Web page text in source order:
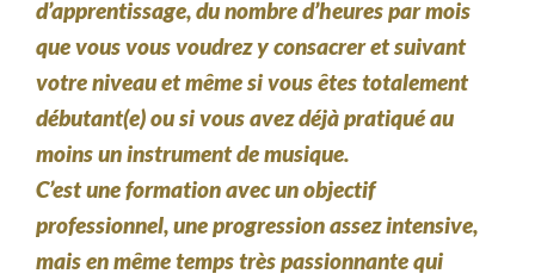
d’apprentissage, du nombre d’heures par mois
que vous vous voudrez y consacrer et suivant
votre niveau et même si vous êtes totalement
débutant(e) ou si vous avez déjà pratiqué au
moins un instrument de musique.
C’est une formation avec un objectif
professionnel, une progression assez intensive,
mais en même temps très passionnante qui